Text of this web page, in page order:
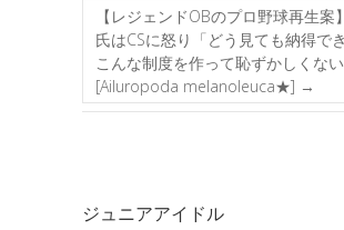
【レジェンドOBのプロ野球再生案
氏はCSに怒り「どう見ても納得でき
こんな制度を作って恥ずかしくない
[Ailuropoda melanoleuca★] →
ジュニアアイドル